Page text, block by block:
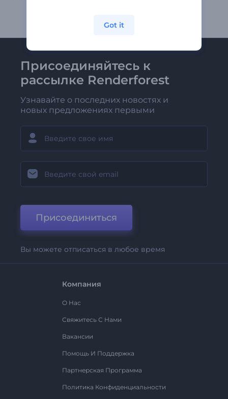
Присоединяйтесь к
рассылке Renderforest
Узнавайте о последних новостях и
новых предложениях первыми
Присоединиться
Вы можете отписаться в любое время
Компания
О Нас
Свяжитесь С Нами
Вакансии
Помощь И Поддержка
Партнерская Программа
Политика Конфиденциальности
Got it